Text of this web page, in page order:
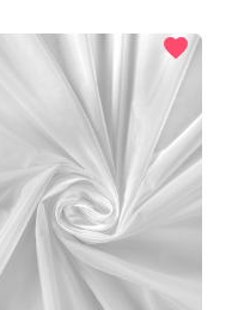
favorite